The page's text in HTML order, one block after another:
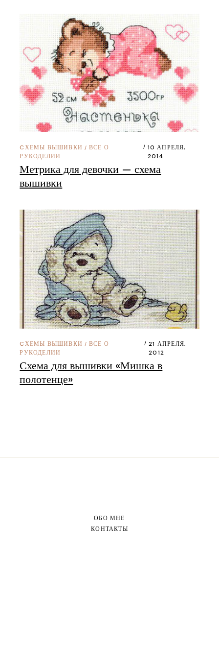
CХЕМЫ ВЫШИВКИ / ВСЕ О
РУКОДЕЛИИ
10 АПРЕЛЯ,
2014
Метрика для девочки — схема
вышивки
CХЕМЫ ВЫШИВКИ / ВСЕ О
РУКОДЕЛИИ
21 АПРЕЛЯ,
2012
Схема для вышивки «Мишка в
полотенце»
ОБО МНЕ
КОНТАКТЫ